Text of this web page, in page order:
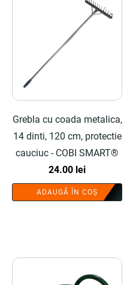
Grebla cu coada metalica,
14 dinti, 120 cm, protectie
cauciuc - COBI SMART®
24.00 lei
ADAUGĂ ÎN COȘ